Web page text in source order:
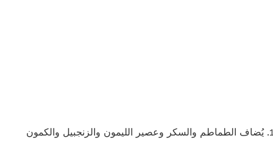
يُضاف الطماطم والسكر وعصير الليمون والزنجبيل والكمون